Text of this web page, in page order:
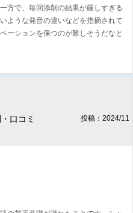
方で、毎回添削の結果が厳しすぎる
ような発音の違いなどを指摘されて
ーションを保つのが難しそうだなと
口コミ 投稿：2024/11